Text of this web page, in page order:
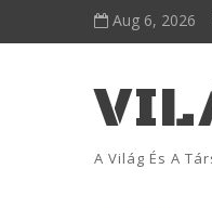
Aug 6, 2026
A Világ És A